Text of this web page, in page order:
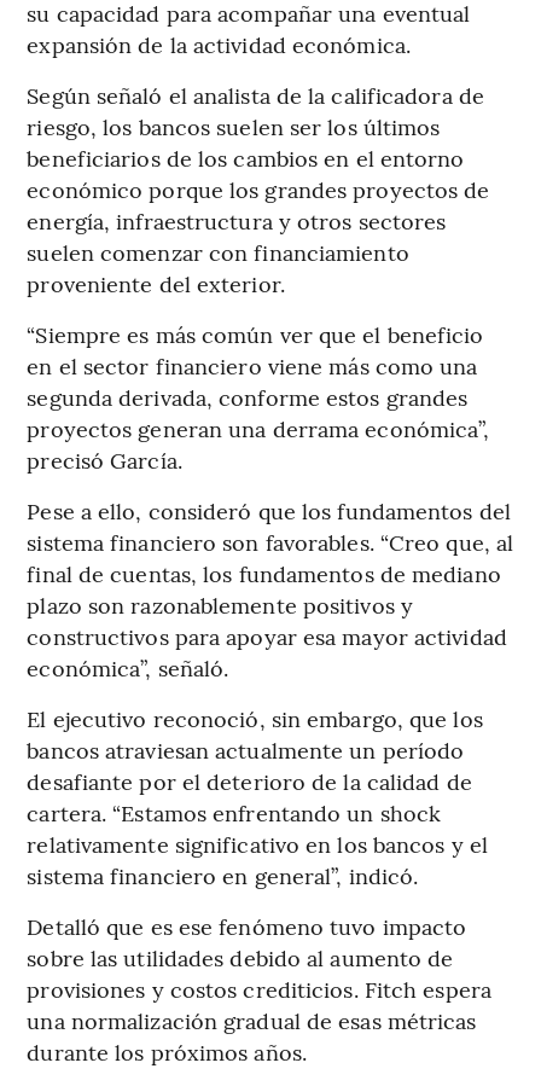
su capacidad para acompañar una eventual
expansión de la actividad económica.
Según señaló el analista de la calificadora de
riesgo, los bancos suelen ser los últimos
beneficiarios de los cambios en el entorno
económico porque los grandes proyectos de
energía, infraestructura y otros sectores
suelen comenzar con financiamiento
proveniente del exterior.
“Siempre es más común ver que el beneficio
en el sector financiero viene más como una
segunda derivada, conforme estos grandes
proyectos generan una derrama económica”,
precisó García.
Pese a ello, consideró que los fundamentos del
sistema financiero son favorables. “Creo que, al
final de cuentas, los fundamentos de mediano
plazo son razonablemente positivos y
constructivos para apoyar esa mayor actividad
económica”, señaló.
El ejecutivo reconoció, sin embargo, que los
bancos atraviesan actualmente un período
desafiante por el deterioro de la calidad de
cartera. “Estamos enfrentando un shock
relativamente significativo en los bancos y el
sistema financiero en general”, indicó.
Detalló que es ese fenómeno tuvo impacto
sobre las utilidades debido al aumento de
provisiones y costos crediticios. Fitch espera
una normalización gradual de esas métricas
durante los próximos años.